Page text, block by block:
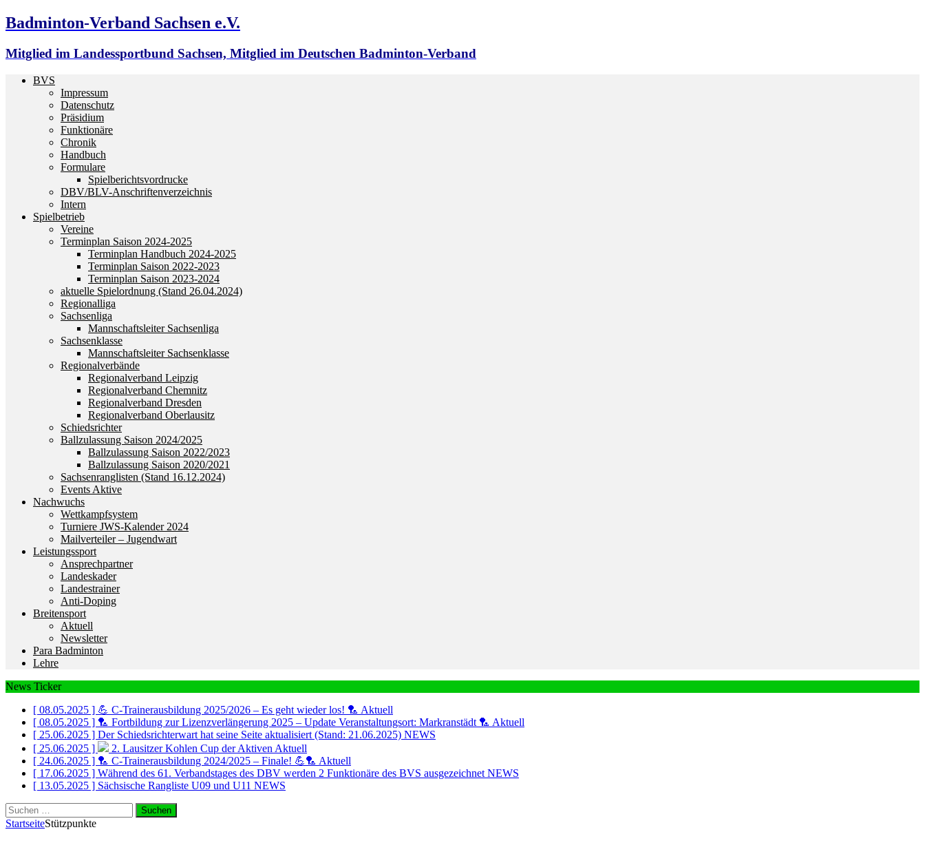
Badminton-Verband Sachsen e.V.
Mitglied im Landessportbund Sachsen, Mitglied im Deutschen Badminton-Verband
BVS
Impressum
Datenschutz
Präsidium
Funktionäre
Chronik
Handbuch
Formulare
Spielberichtsvordrucke
DBV/BLV-Anschriftenverzeichnis
Intern
Spielbetrieb
Vereine
Terminplan Saison 2024-2025
Terminplan Handbuch 2024-2025
Terminplan Saison 2022-2023
Terminplan Saison 2023-2024
aktuelle Spielordnung (Stand 26.04.2024)
Regionalliga
Sachsenliga
Mannschaftsleiter Sachsenliga
Sachsenklasse
Mannschaftsleiter Sachsenklasse
Regionalverbände
Regionalverband Leipzig
Regionalverband Chemnitz
Regionalverband Dresden
Regionalverband Oberlausitz
Schiedsrichter
Ballzulassung Saison 2024/2025
Ballzulassung Saison 2022/2023
Ballzulassung Saison 2020/2021
Sachsenranglisten (Stand 16.12.2024)
Events Aktive
Nachwuchs
Wettkampfsystem
Turniere JWS-Kalender 2024
Mailverteiler – Jugendwart
Leistungssport
Ansprechpartner
Landeskader
Landestrainer
Anti-Doping
Breitensport
Aktuell
Newsletter
Para Badminton
Lehre
News Ticker
[ 08.05.2025 ] 💪 C-Trainerausbildung 2025/2026 – Es geht wieder los! 🏸 Aktuell
[ 08.05.2025 ] 🏸 Fortbildung zur Lizenzverlängerung 2025 – Update Veranstaltungsort: Markranstädt 🏸 Aktuell
[ 25.06.2025 ] Der Schiedsrichterwart hat seine Seite aktualisiert (Stand: 21.06.2025) NEWS
[ 25.06.2025 ]
2. Lausitzer Kohlen Cup der Aktiven Aktuell
[ 24.06.2025 ] 🏸 C-Trainerausbildung 2024/2025 – Finale! 💪🏸 Aktuell
[ 17.06.2025 ] Während des 61. Verbandstages des DBV werden 2 Funktionäre des BVS ausgezeichnet NEWS
[ 13.05.2025 ] Sächsische Rangliste U09 und U11 NEWS
Suchen
nach:
StartseiteStützpunkte